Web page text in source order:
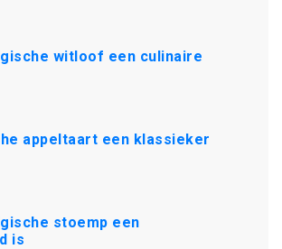
witloof een culinaire
appeltaart een klassieker
stoemp een
is